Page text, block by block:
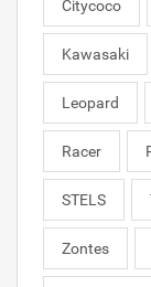
Citycoco
Kawasaki
Leopard
Racer
STELS
Zontes